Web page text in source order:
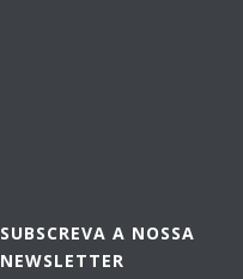
SUBSCREVA A NOSSA
NEWSLETTER